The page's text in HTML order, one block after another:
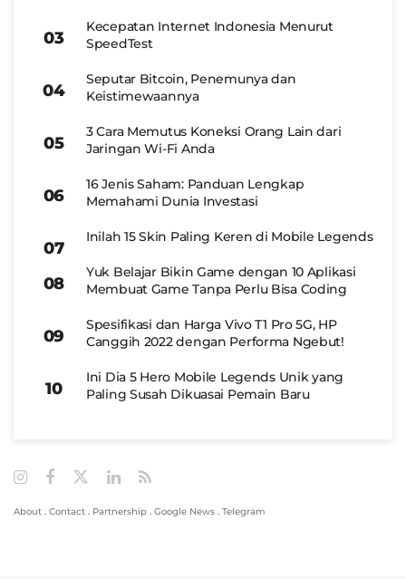
Kecepatan Internet Indonesia Menurut
SpeedTest
Seputar Bitcoin, Penemunya dan
Keistimewaannya
3 Cara Memutus Koneksi Orang Lain dari
Jaringan Wi-Fi Anda
16 Jenis Saham: Panduan Lengkap
Memahami Dunia Investasi
Inilah 15 Skin Paling Keren di Mobile Legends
Yuk Belajar Bikin Game dengan 10 Aplikasi
Membuat Game Tanpa Perlu Bisa Coding
Spesifikasi dan Harga Vivo T1 Pro 5G, HP
Canggih 2022 dengan Performa Ngebut!
Ini Dia 5 Hero Mobile Legends Unik yang
Paling Susah Dikuasai Pemain Baru
About . Contact . Partnership . Google News . Telegram